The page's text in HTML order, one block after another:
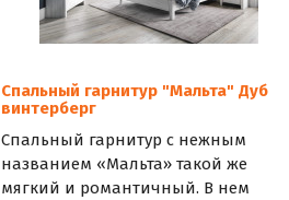
Спальный гарнитур "Мальта" Дуб
винтерберг
Спальный гарнитур с нежным
названием «Мальта» такой же
мягкий и романтичный. В нем